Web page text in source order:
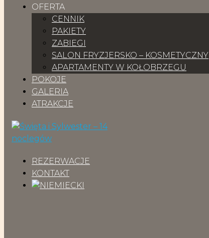
OFERTA
CENNIK
PAKIETY
ZABIEGI
SALON FRYZJERSKO – KOSMETYCZNY
APARTAMENTY W KOŁOBRZEGU
POKOJE
GALERIA
ATRAKCJE
REZERWACJE
KONTAKT